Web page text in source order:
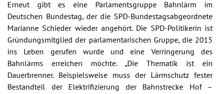
Erneut gibt es eine Parlamentsgruppe Bahnlärm im
Deutschen Bundestag, der die SPD-Bundestagsabgeordnete
Marianne Schieder wieder angehört. Die SPD-Politikerin ist
Gründungsmitglied der parlamentarischen Gruppe, die 2015
ins Leben gerufen wurde und eine Verringerung des
Bahnlärms erreichen möchte. „Die Thematik ist ein
Dauerbrenner. Beispielsweise muss der Lärmschutz fester
Bestandteil der Elektrifizierung der Bahnstrecke Hof –